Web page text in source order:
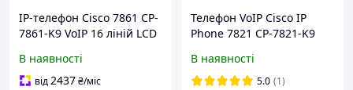
IP-телефон Cisco 7861 CP-
7861-K9 VoIP 16 ліній LCD
В наявності
від2437₴/міс
Телефон VoIP Cisco IP
Phone 7821 CP-7821-K9
В наявності
5.0 (1)